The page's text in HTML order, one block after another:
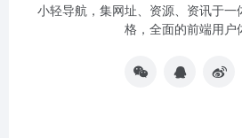
小轻导航，集网址、资源、资讯于
格，全面的前端用户